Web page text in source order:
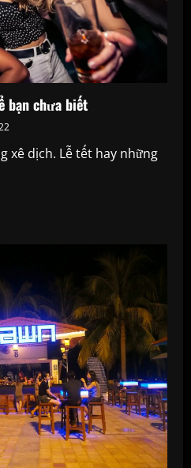
bạn chưa biết
xê dịch. Lễ tết hay những